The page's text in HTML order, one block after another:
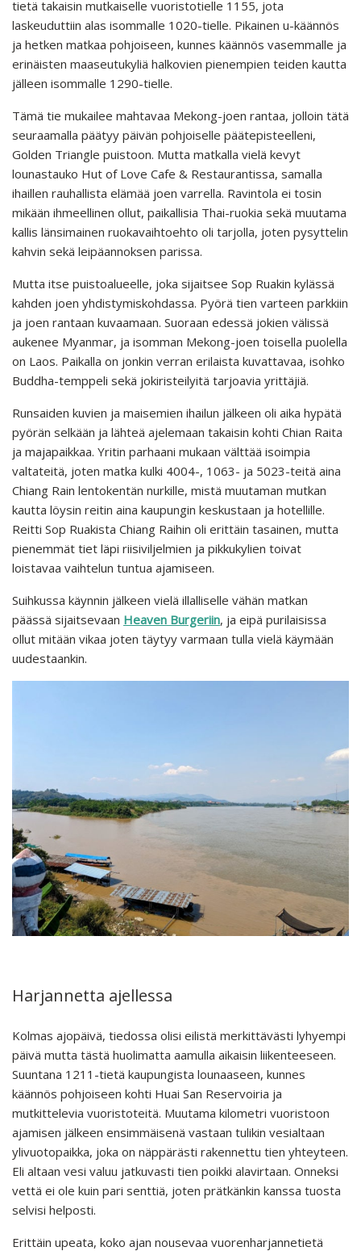
tietä takaisin mutkaiselle vuoristotielle 1155, jota
laskeuduttiin alas isommalle 1020-tielle. Pikainen u-käännös
ja hetken matkaa pohjoiseen, kunnes käännös vasemmalle ja
erinäisten maaseutukyliä halkovien pienempien teiden kautta
jälleen isommalle 1290-tielle.
Tämä tie mukailee mahtavaa Mekong-joen rantaa, jolloin tätä
seuraamalla päätyy päivän pohjoiselle päätepisteelleni,
Golden Triangle puistoon. Mutta matkalla vielä kevyt
lounastauko Hut of Love Cafe & Restaurantissa, samalla
ihaillen rauhallista elämää joen varrella. Ravintola ei tosin
mikään ihmeellinen ollut, paikallisia Thai-ruokia sekä muutama
kallis länsimainen ruokavaihtoehto oli tarjolla, joten pysyttelin
kahvin sekä leipäannoksen parissa.
Mutta itse puistoalueelle, joka sijaitsee Sop Ruakin kylässä
kahden joen yhdistymiskohdassa. Pyörä tien varteen parkkiin
ja joen rantaan kuvaamaan. Suoraan edessä jokien välissä
aukenee Myanmar, ja isomman Mekong-joen toisella puolella
on Laos. Paikalla on jonkin verran erilaista kuvattavaa, isohko
Buddha-temppeli sekä jokiristeilyitä tarjoavia yrittäjiä.
Runsaiden kuvien ja maisemien ihailun jälkeen oli aika hypätä
pyörän selkään ja lähteä ajelemaan takaisin kohti Chian Raita
ja majapaikkaa. Yritin parhaani mukaan välttää isoimpia
valtateitä, joten matka kulki 4004-, 1063- ja 5023-teitä aina
Chiang Rain lentokentän nurkille, mistä muutaman mutkan
kautta löysin reitin aina kaupungin keskustaan ja hotellille.
Reitti Sop Ruakista Chiang Raihin oli erittäin tasainen, mutta
pienemmät tiet läpi riisiviljelmien ja pikkukylien toivat
loistavaa vaihtelun tuntua ajamiseen.
Suihkussa käynnin jälkeen vielä illalliselle vähän matkan
päässä sijaitsevaan Heaven Burgeriin, ja eipä purilaisissa
ollut mitään vikaa joten täytyy varmaan tulla vielä käymään
uudestaankin.
Harjannetta ajellessa
Kolmas ajopäivä, tiedossa olisi eilistä merkittävästi lyhyempi
päivä mutta tästä huolimatta aamulla aikaisin liikenteeseen.
Suuntana 1211-tietä kaupungista lounaaseen, kunnes
käännös pohjoiseen kohti Huai San Reservoiria ja
mutkittelevia vuoristoteitä. Muutama kilometri vuoristoon
ajamisen jälkeen ensimmäisenä vastaan tulikin vesialtaan
ylivuotopaikka, joka on näppärästi rakennettu tien yhteyteen.
Eli altaan vesi valuu jatkuvasti tien poikki alavirtaan. Onneksi
vettä ei ole kuin pari senttiä, joten prätkänkin kanssa tuosta
selvisi helposti.
Erittäin upeata, koko ajan nousevaa vuorenharjannetietä